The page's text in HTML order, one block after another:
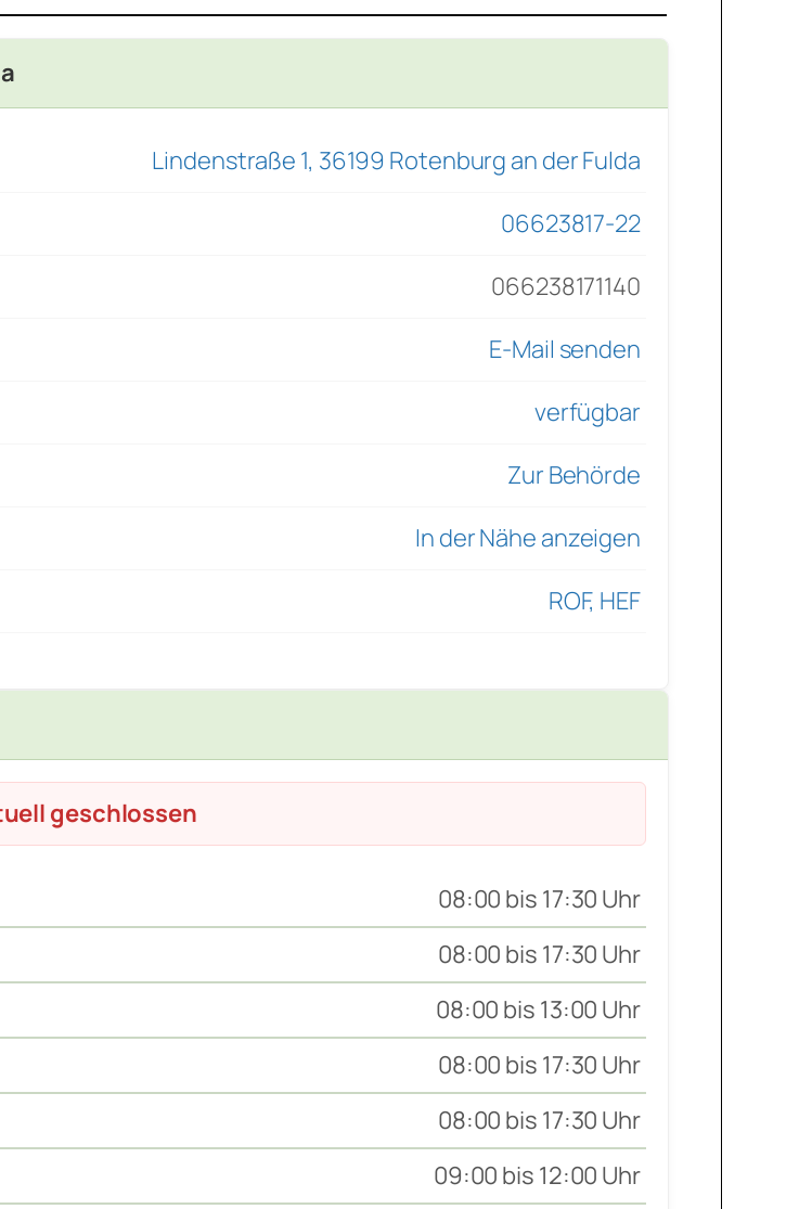
Lindenstraße 1, 36199 Rotenburg an der Fulda
06623817-22
066238171140
E-Mail senden
verfügbar
Zur Behörde
In der Nähe anzeigen
ROF, HEF
geschlossen
08:00 bis 17:30 Uhr
08:00 bis 17:30 Uhr
08:00 bis 13:00 Uhr
08:00 bis 17:30 Uhr
08:00 bis 17:30 Uhr
09:00 bis 12:00 Uhr